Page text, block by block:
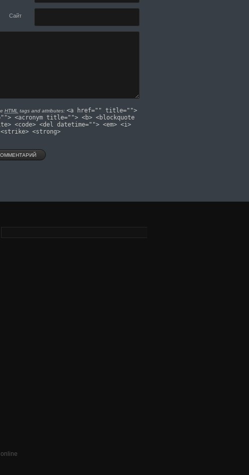
Сайт
HTML tags and attributes: <a href="" title="">
<acronym title=""> <b> <blockquote
<code> <del datetime=""> <em> <i>
<strong>